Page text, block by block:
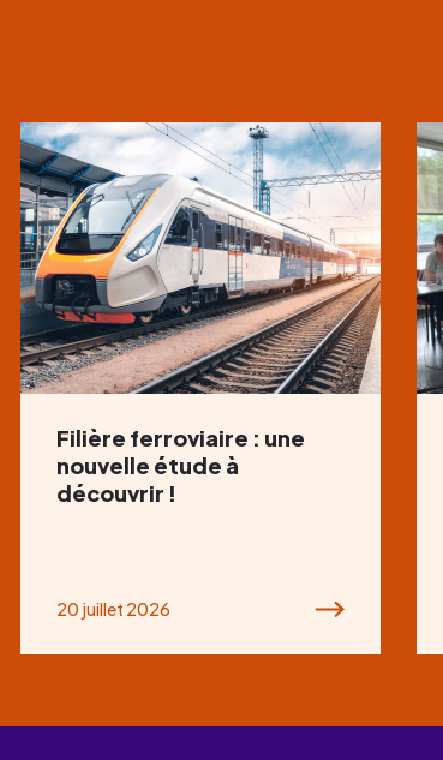
Filière ferroviaire : une
nouvelle étude à
découvrir !
20 juillet 2026